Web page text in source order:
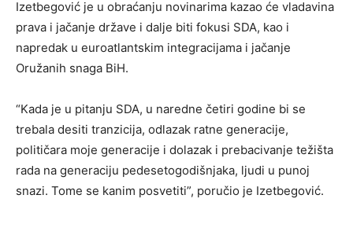
Izetbegović je u obraćanju novinarima kazao će vladavina
prava i jačanje države i dalje biti fokusi SDA, kao i
napredak u euroatlantskim integracijama i jačanje
Oružanih snaga BiH.
“Kada je u pitanju SDA, u naredne četiri godine bi se
trebala desiti tranzicija, odlazak ratne generacije,
političara moje generacije i dolazak i prebacivanje težišta
rada na generaciju pedesetogodišnjaka, ljudi u punoj
snazi. Tome se kanim posvetiti”, poručio je Izetbegović.